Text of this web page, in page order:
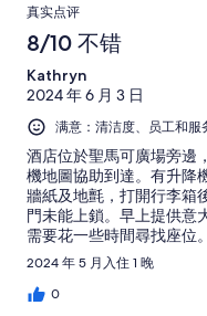
真实点评
8/10 不错
Kathryn
2024 年 6 月 3 日
满意：清洁度、员工和
酒店位於聖馬可廣場旁邊
機地圖協助到達。有升降
牆紙及地氈，打開行李箱
門未能上鎖。早上提供意
需要花一些時間尋找座位
在清晨欣賞聖馬可廣場的
寫意。
2024 年 5 月入住 1 晚
0